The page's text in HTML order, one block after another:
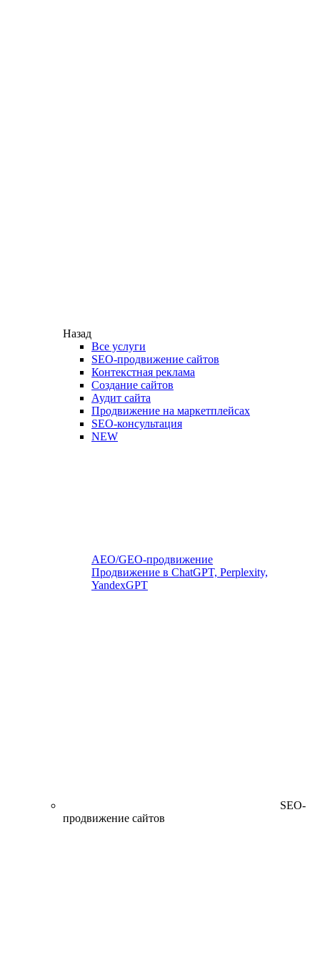
Назад
Все услуги
SEO-продвижение сайтов
Контекстная реклама
Создание сайтов
Аудит сайта
Продвижение на маркетплейсах
SEO-консультация
NEW
AEO/GEO-продвижение
Продвижение в ChatGPT, Perplexity,
YandexGPT
SEO-
продвижение сайтов